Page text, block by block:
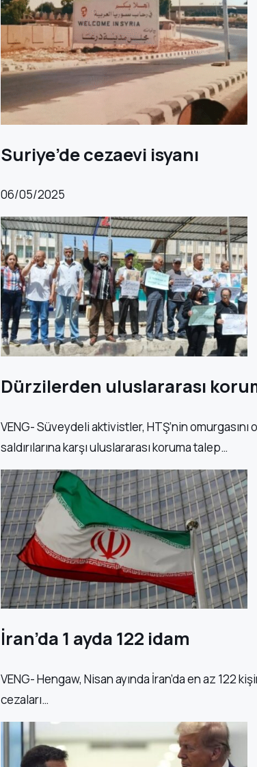
Suriye’de cezaevi isyanı
06/05/2025
Dürzilerden uluslararası
VENG- Süveydeli aktivistler, HTŞ’nin
saldırılarına karşı uluslararası koruma talep…
İran’da 1 ayda 122 idam
VENG- Hengaw, Nisan ayında İran’da en az 122
cezaları…